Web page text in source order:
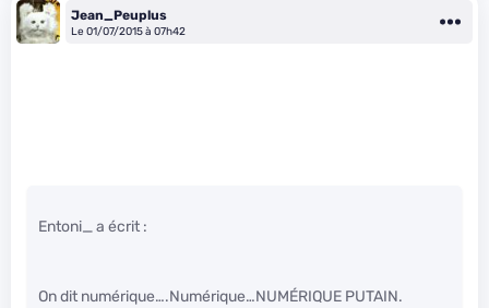
Jean_Peuplus
Le 01/07/2015 à 07h42
Entoni_ a écrit :
On dit numérique….Numérique…NUMÉRIQUE PUTAIN.